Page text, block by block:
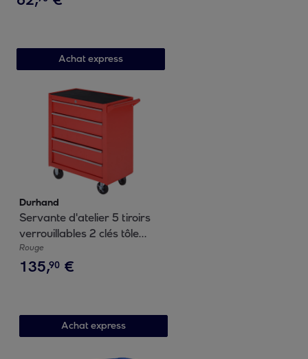
Achat express
Durhand
Servante d'atelier 5 tiroirs
verrouillables 2 clés tôle
d'acier rouge
Rouge
135,90 €
Achat express